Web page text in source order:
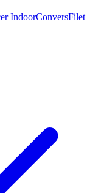
IndoorConversFilet